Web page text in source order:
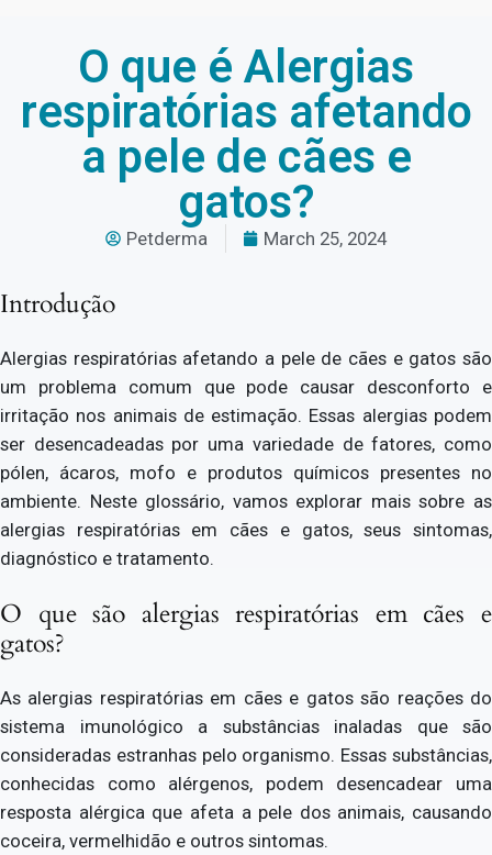
O que é Alergias
respiratórias afetando
a pele de cães e
gatos?
Petderma March 25, 2024
Introdução
Alergias respiratórias afetando a pele de cães e gatos são
um problema comum que pode causar desconforto e
irritação nos animais de estimação. Essas alergias podem
ser desencadeadas por uma variedade de fatores, como
pólen, ácaros, mofo e produtos químicos presentes no
ambiente. Neste glossário, vamos explorar mais sobre as
alergias respiratórias em cães e gatos, seus sintomas,
diagnóstico e tratamento.
O que são alergias respiratórias em cães e
gatos?
As alergias respiratórias em cães e gatos são reações do
sistema imunológico a substâncias inaladas que são
consideradas estranhas pelo organismo. Essas substâncias,
conhecidas como alérgenos, podem desencadear uma
resposta alérgica que afeta a pele dos animais, causando
coceira, vermelhidão e outros sintomas.